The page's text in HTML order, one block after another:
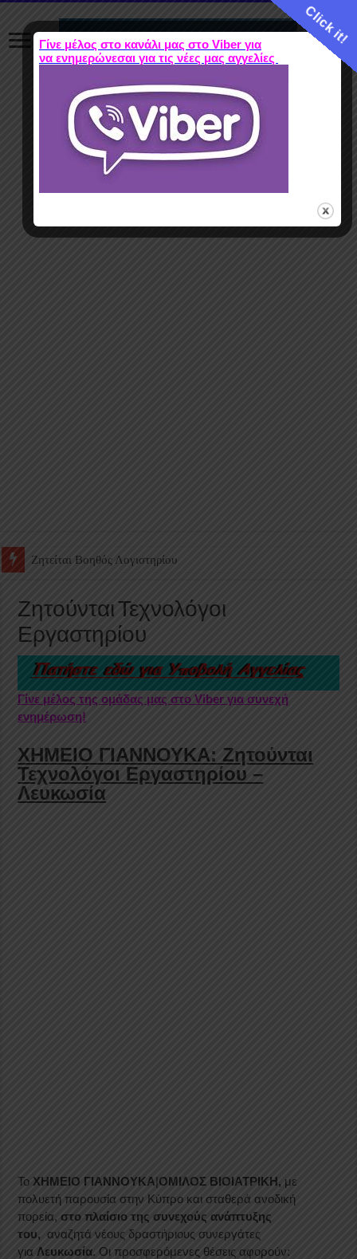
Ζητείται Υπάλληλος για γέμισμα και ανεφοδιασμό αυτόματων
Ζητούνται Τεχνολόγοι
Εργαστηρίου
Γίνε μέλος της ομάδας μας στο Viber για συνεχή
ενημέρωση!
ΧΗΜΕΙΟ ΓΙΑΝΝΟΥΚΑ: Ζητούνται
Τεχνολόγοι Εργαστηρίου –
Λευκωσία
Το ΧΗΜΕΙΟ ΓΙΑΝΝΟΥΚΑ|ΟΜΙΛΟΣ ΒΙΟΙΑΤΡΙΚΗ, με
πολυετή παρουσία στην Κύπρο και σταθερά ανοδική
πορεία,στο πλαίσιο της συνεχούς ανάπτυξης
του,αναζητά νέους δραστήριους συνεργάτες
για Λευκωσία. Οι προσφερόμενες θέσεις αφορούν:
Click it!
Γίνε μέλος στο κανάλι μας στο Viber για
να ενημερώνεσαι για τις νέες μας αγγελίες